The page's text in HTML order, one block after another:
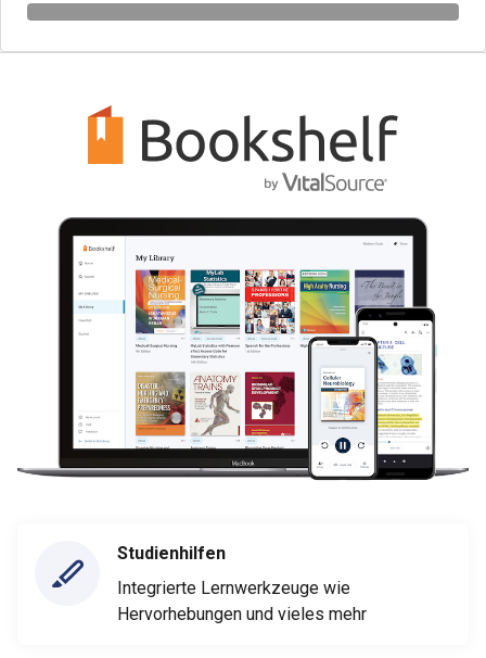
Studienhilfen
Integrierte Lernwerkzeuge wie
Hervorhebungen und vieles mehr